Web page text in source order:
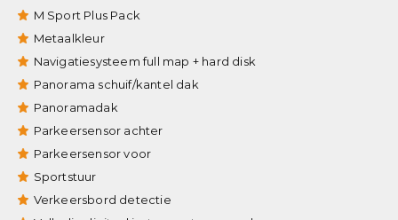
M Sport Plus Pack
Metaalkleur
Navigatiesysteem full map + hard disk
Panorama schuif/kantel dak
Panoramadak
Parkeersensor achter
Parkeersensor voor
Sportstuur
Verkeersbord detectie